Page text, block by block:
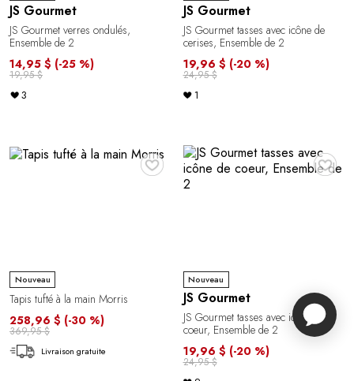
JS Gourmet
JS Gourmet verres ondulés,
Ensemble de 2
14,95 $ (-25 %)
19,95 $
3
JS Gourmet
JS Gourmet tasses avec icône de
cerises, Ensemble de 2
19,96 $ (-20 %)
24,95 $
1
♥
Nouveau
Tapis tufté à la main Morris
258,96 $ (-30 %)
369,95 $
Livraison gratuite
♥
Nouveau
JS Gourmet
JS Gourmet tasses avec icône de
coeur, Ensemble de 2
19,96 $ (-20 %)
24,95 $